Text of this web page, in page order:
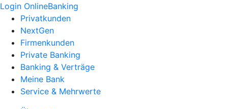
Login OnlineBanking
Privatkunden
NextGen
Firmenkunden
Private Banking
Banking & Verträge
Meine Bank
Service & Mehrwerte